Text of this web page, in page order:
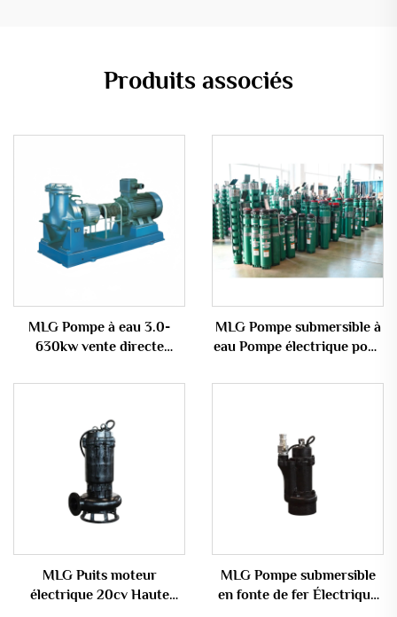
Produits associés
MLG Pompe à eau 3.0-
630kw vente directe
industrielle à haute
MLG Pompe submersible à
eau Pompe électrique pour
eau de petite taille
MLG Puits moteur
électrique 20cv Haute
MLG Pompe submersible
en fonte de fer Électrique